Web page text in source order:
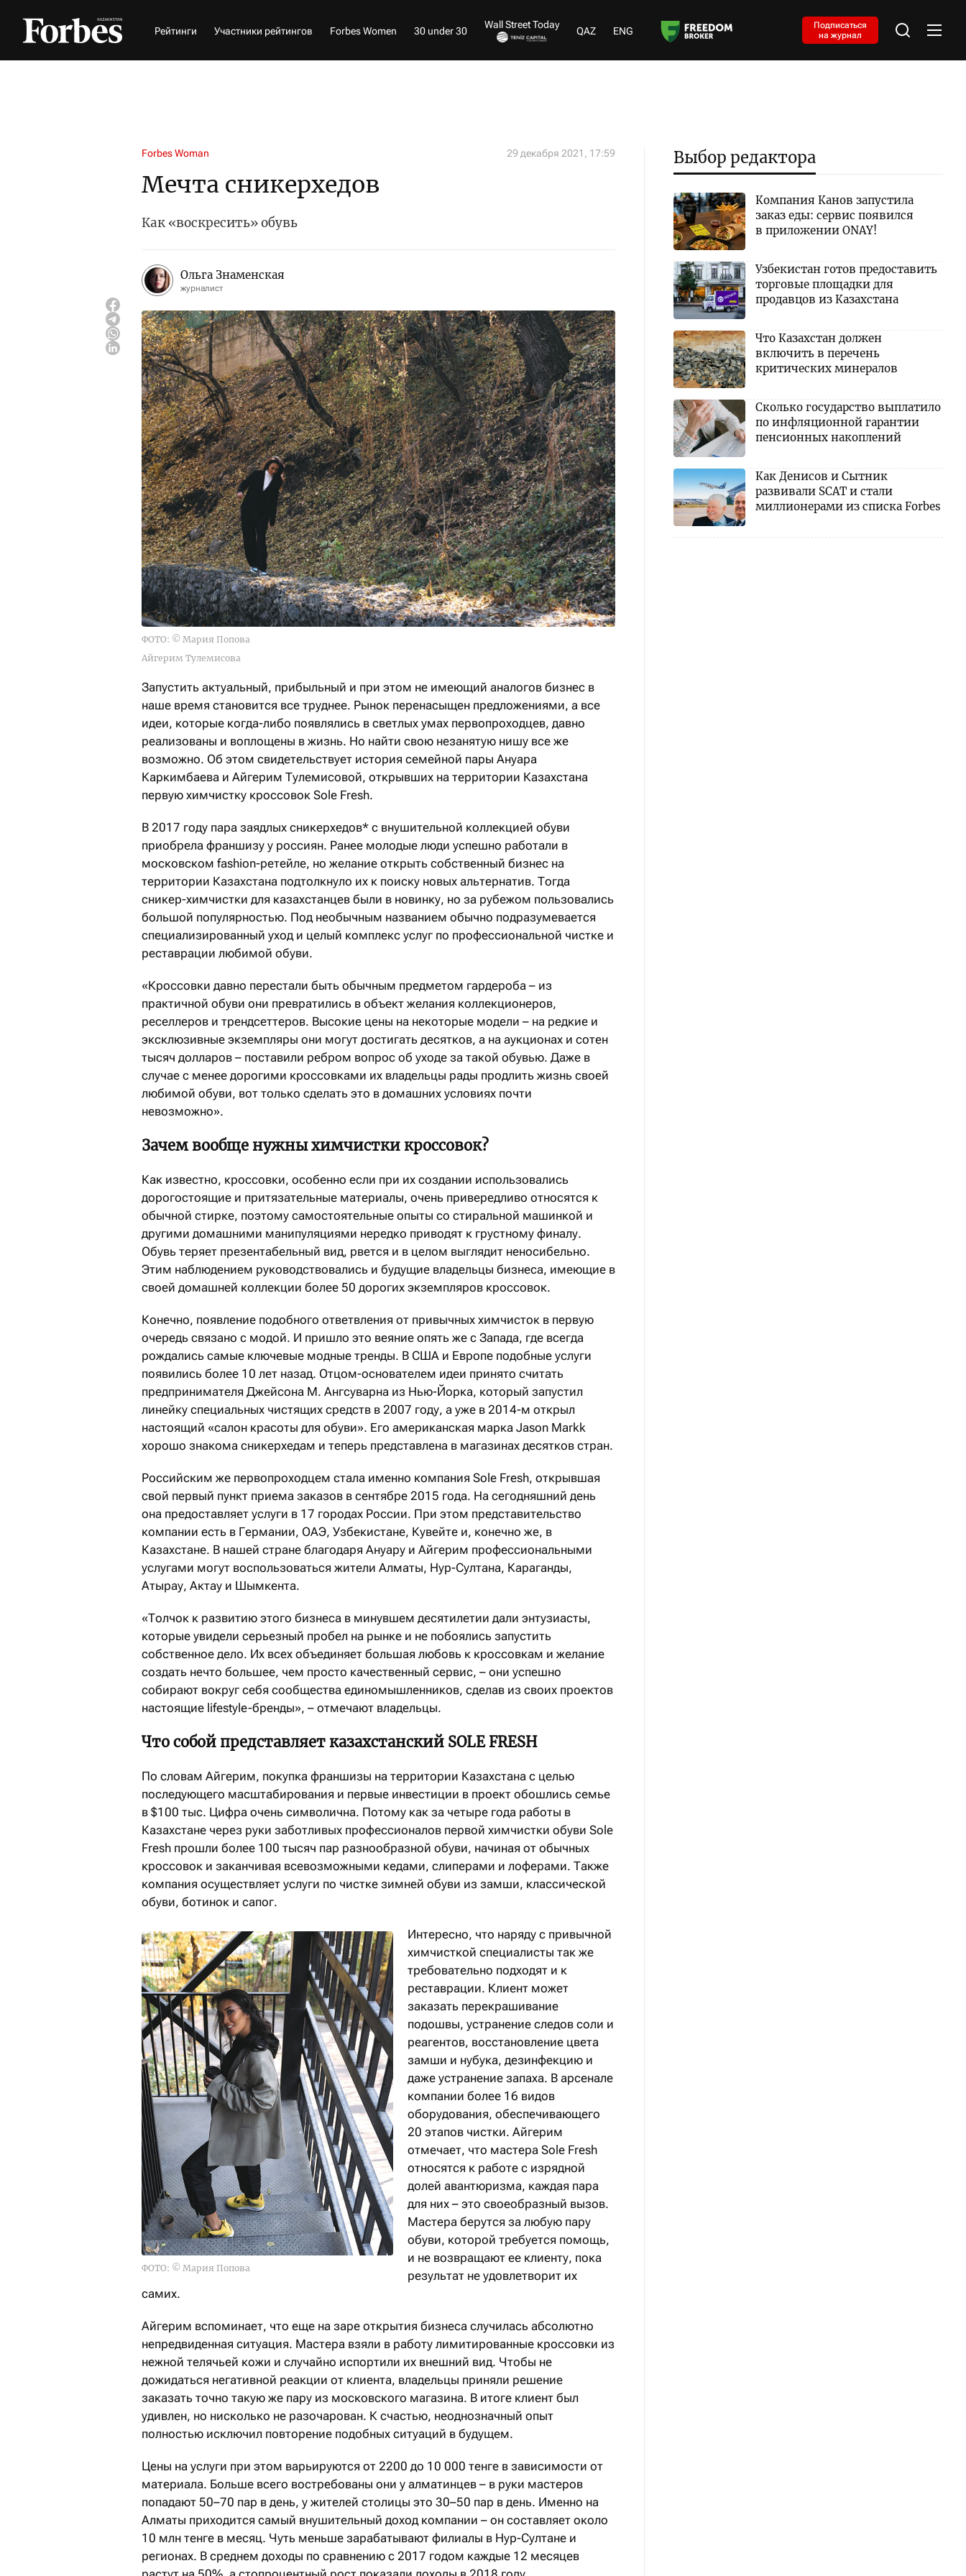
Рейтинги Участники рейтингов Forbes Women 30 under 30
Wall Street Today
QAZ ENG
Подписаться
на журнал
Forbes Woman 29 декабря 2021, 17:59
Мечта сникерхедов
Как «воскресить» обувь
Ольга Знаменская
журналист
ФОТО: © Мария Попова
Айгерим Тулемисова
Запустить актуальный, прибыльный и при этом не имеющий аналогов бизнес в
наше время становится все труднее. Рынок перенасыщен предложениями, а все
идеи, которые когда-либо появлялись в светлых умах первопроходцев, давно
реализованы и воплощены в жизнь. Но найти свою незанятую нишу все же
возможно. Об этом свидетельствует история семейной пары Ануара
Каркимбаева и Айгерим Тулемисовой, открывших на территории Казахстана
первую химчистку кроссовок Sole Fresh.
В 2017 году пара заядлых сникерхедов* с внушительной коллекцией обуви
приобрела франшизу у россиян. Ранее молодые люди успешно работали в
московском fashion-ретейле, но желание открыть собственный бизнес на
территории Казахстана подтолкнуло их к поиску новых альтернатив. Тогда
сникер-химчистки для казахстанцев были в новинку, но за рубежом пользовались
большой популярностью. Под необычным названием обычно подразумевается
специализированный уход и целый комплекс услуг по профессиональной чистке и
реставрации любимой обуви.
«Кроссовки давно перестали быть обычным предметом гардероба – из
практичной обуви они превратились в объект желания коллекционеров,
реселлеров и трендсеттеров. Высокие цены на некоторые модели – на редкие и
эксклюзивные экземпляры они могут достигать десятков, а на аукционах и сотен
тысяч долларов – поставили ребром вопрос об уходе за такой обувью. Даже в
случае с менее дорогими кроссовками их владельцы рады продлить жизнь своей
любимой обуви, вот только сделать это в домашних условиях почти
невозможно».
Зачем вообще нужны химчистки кроссовок?
Как известно, кроссовки, особенно если при их создании использовались
дорогостоящие и притязательные материалы, очень привередливо относятся к
обычной стирке, поэтому самостоятельные опыты со стиральной машинкой и
другими домашними манипуляциями нередко приводят к грустному финалу.
Обувь теряет презентабельный вид, рвется и в целом выглядит неносибельно.
Этим наблюдением руководствовались и будущие владельцы бизнеса, имеющие в
своей домашней коллекции более 50 дорогих экземпляров кроссовок.
Конечно, появление подобного ответвления от привычных химчисток в первую
очередь связано с модой. И пришло это веяние опять же с Запада, где всегда
рождались самые ключевые модные тренды. В США и Европе подобные услуги
появились более 10 лет назад. Отцом-основателем идеи принято считать
предпринимателя Джейсона М. Ангсуварна из Нью-Йорка, который запустил
линейку специальных чистящих средств в 2007 году, а уже в 2014-м открыл
настоящий «салон красоты для обуви». Его американская марка Jason Markk
хорошо знакома сникерхедам и теперь представлена в магазинах десятков стран.
Российским же первопроходцем стала именно компания Sole Fresh, открывшая
свой первый пункт приема заказов в сентябре 2015 года. На сегодняшний день
она предоставляет услуги в 17 городах России. При этом представительство
компании есть в Германии, ОАЭ, Узбекистане, Кувейте и, конечно же, в
Казахстане. В нашей стране благодаря Ануару и Айгерим профессиональными
услугами могут воспользоваться жители Алматы, Нур-Cултана, Караганды,
Атырау, Актау и Шымкента.
«Толчок к развитию этого бизнеса в минувшем десятилетии дали энтузиасты,
которые увидели серьезный пробел на рынке и не побоялись запустить
собственное дело. Их всех объединяет большая любовь к кроссовкам и желание
создать нечто большее, чем просто качественный сервис, – они успешно
собирают вокруг себя сообщества единомышленников, сделав из своих проектов
настоящие lifestyle-бренды», – отмечают владельцы.
Что собой представляет казахстанский SOLE FRESH
По словам Айгерим, покупка франшизы на территории Казахстана с целью
последующего масштабирования и первые инвестиции в проект обошлись семье
в $100 тыс. Цифра очень символична. Потому как за четыре года работы в
Казахстане через руки заботливых профессионалов первой химчистки обуви Sole
Fresh прошли более 100 тысяч пар разнообразной обуви, начиная от обычных
кроссовок и заканчивая всевозможными кедами, слиперами и лоферами. Также
компания осуществляет услуги по чистке зимней обуви из замши, классической
обуви, ботинок и сапог.
ФОТО: © Мария Попова
Интересно, что наряду с привычной
химчисткой специалисты так же
требовательно подходят и к
реставрации. Клиент может
заказать перекрашивание
подошвы, устранение следов соли и
реагентов, восстановление цвета
замши и нубука, дезинфекцию и
даже устранение запаха. В арсенале
компании более 16 видов
оборудования, обеспечивающего
20 этапов чистки. Айгерим
отмечает, что мастера Sole Fresh
относятся к работе с изрядной
долей авантюризма, каждая пара
для них – это своеобразный вызов.
Мастера берутся за любую пару
обуви, которой требуется помощь,
и не возвращают ее клиенту, пока
результат не удовлетворит их
самих.
Айгерим вспоминает, что еще на заре открытия бизнеса случилась абсолютно
непредвиденная ситуация. Мастера взяли в работу лимитированные кроссовки из
нежной телячьей кожи и случайно испортили их внешний вид. Чтобы не
дожидаться негативной реакции от клиента, владельцы приняли решение
заказать точно такую же пару из московского магазина. В итоге клиент был
удивлен, но нисколько не разочарован. К счастью, неоднозначный опыт
полностью исключил повторение подобных ситуаций в будущем.
Цены на услуги при этом варьируются от 2200 до 10 000 тенге в зависимости от
материала. Больше всего востребованы они у алматинцев – в руки мастеров
попадают 50–70 пар в день, у жителей столицы это 30–50 пар в день. Именно на
Алматы приходится самый внушительный доход компании – он составляет около
10 млн тенге в месяц. Чуть меньше зарабатывают филиалы в Нур-Султане и
регионах. В среднем доходы по сравнению с 2017 годом каждые 12 месяцев
Выбор редактора
Компания Канов запустила
заказ еды: сервис появился
в приложении ONAY!
Узбекистан готов предоставить
торговые площадки для
продавцов из Казахстана
Что Казахстан должен
включить в перечень
критических минералов
Сколько государство выплатило
по инфляционной гарантии
пенсионных накоплений
Как Денисов и Сытник
развивали SCAT и стали
миллионерами из списка Forbes